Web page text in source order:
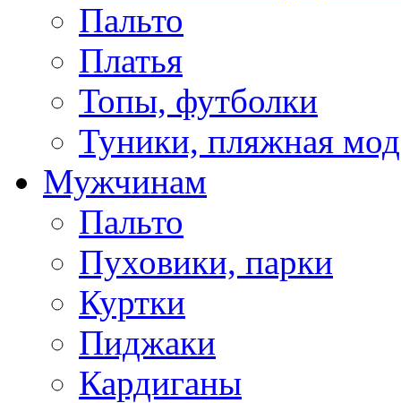
Пальто
Платья
Топы, футболки
Туники, пляжная
Мужчинам
Пальто
Пуховики, парки
Куртки
Пиджаки
Кардиганы